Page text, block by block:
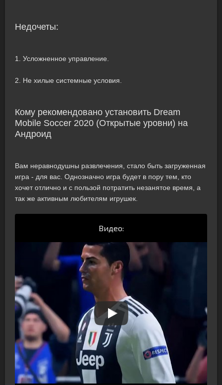
Недочеты:
1. Усложненное управление.
2. Не хилые системные условия.
Кому рекомендовано установить Dream
Mobile Soccer 2020 (Открытые уровни) на
Андроид
Вам неравнодушны развлечения, стало быть загруженная
игра - для вас. Однозначно игра будет в пору тем, кто
хочет отлично и с пользой потратить незанятое время, а
так же активным любителям игрушек.
Видео: